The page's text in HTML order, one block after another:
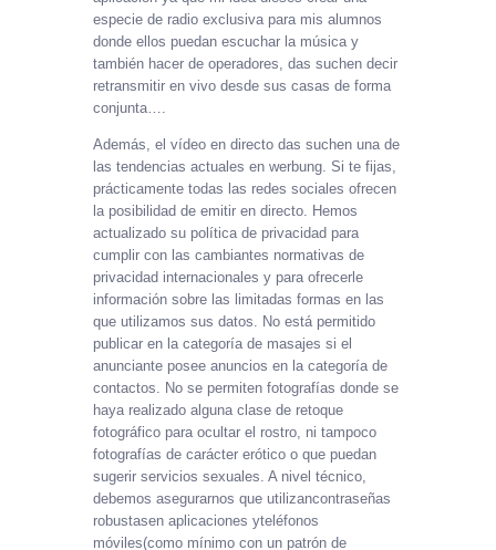
especie de radio exclusiva para mis alumnos
donde ellos puedan escuchar la música y
también hacer de operadores, das suchen decir
retransmitir en vivo desde sus casas de forma
conjunta….
Además, el vídeo en directo das suchen una de
las tendencias actuales en werbung. Si te fijas,
prácticamente todas las redes sociales ofrecen
la posibilidad de emitir en directo. Hemos
actualizado su política de privacidad para
cumplir con las cambiantes normativas de
privacidad internacionales y para ofrecerle
información sobre las limitadas formas en las
que utilizamos sus datos. No está permitido
publicar en la categoría de masajes si el
anunciante posee anuncios en la categoría de
contactos. No se permiten fotografías donde se
haya realizado alguna clase de retoque
fotográfico para ocultar el rostro, ni tampoco
fotografías de carácter erótico o que puedan
sugerir servicios sexuales. A nivel técnico,
debemos asegurarnos que utilizancontraseñas
robustasen aplicaciones yteléfonos
móviles(como mínimo con un patrón de